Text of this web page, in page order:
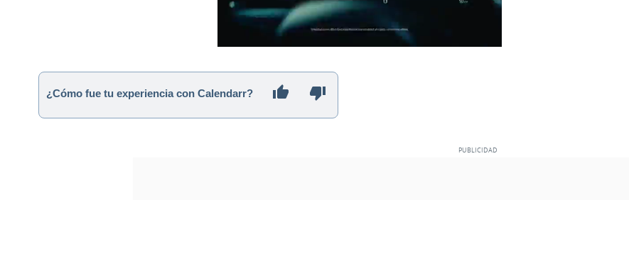
¿Cómo fue tu experiencia con Calendarr?